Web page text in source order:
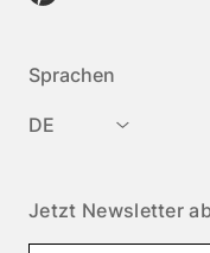
Sprachen
DE
Jetzt Newsletter